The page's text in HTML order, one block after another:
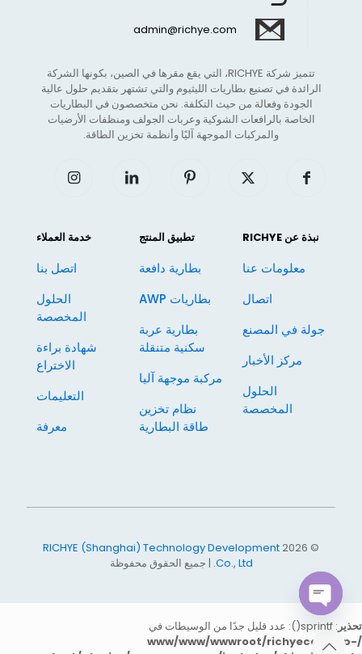
admin@richye.com
تتميز شركة RICHYE، التي يقع مقرها في الصين، بكونها الشركة
الرائدة في تصنيع بطاريات الليثيوم والتي تشتهر بتقديم حلول عالية
الجودة وفعالة من حيث التكلفة. نحن متخصصون في البطاريات
الخاصة بالرافعات الشوكية وعربات الجولف ومنظفات الأرضيات
والمركبات الموجهة آليًا وأنظمة تخزين الطاقة.
نبذة عن RICHYE
معلومات عنا
اتصال
جولة في المصنع
مركز الأخبار
الحلول
المخصصة
تطبيق المنتج
بطارية دافعة
بطاريات AWP
بطارية عربة
سكنية متنقلة
مركبة موجهة آليا
نظام تخزين
طاقة البطارية
خدمة العملاء
اتصل بنا
الحلول
المخصصة
شهادة براءة
الاختراع
التعليمات
معرفة
© 2026
RICHYE (Shanghai) Technology Development
Co., Ltd. | جميع الحقوق محفوظة
تحذير: sprintf(): عدد قليل جدًا من الوسيطات في
/www/www/wwwroot/richyecom/wp-
Open
chaty